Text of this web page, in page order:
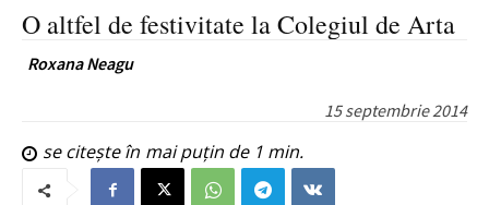
O altfel de festivitate la Colegiul de Arta
Roxana Neagu
15 septembrie 2014
se citește în mai puțin de 1 min.